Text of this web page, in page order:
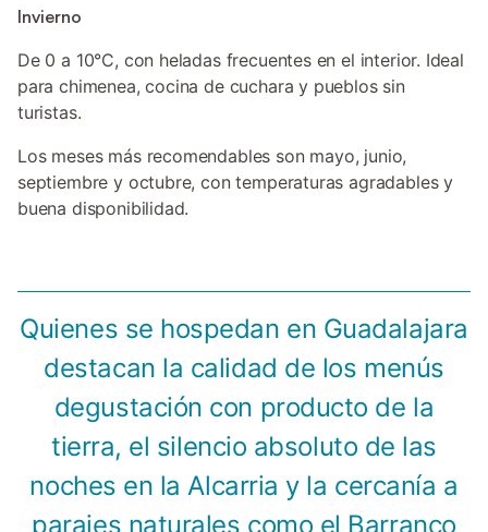
Invierno
De 0 a 10°C, con heladas frecuentes en el interior. Ideal
para chimenea, cocina de cuchara y pueblos sin
turistas.
Los meses más recomendables son mayo, junio,
septiembre y octubre, con temperaturas agradables y
buena disponibilidad.
Quienes se hospedan en Guadalajara
destacan la calidad de los menús
degustación con producto de la
tierra, el silencio absoluto de las
noches en la Alcarria y la cercanía a
parajes naturales como el Barranco